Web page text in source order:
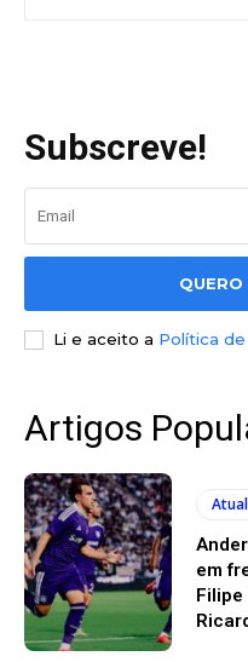
Subscreve!
QUERO
Li e aceito a Política
Artigos
em
Filipe